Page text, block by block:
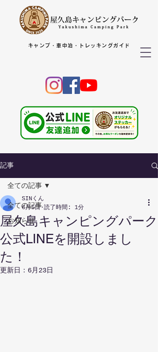
キャンプ・車中泊・トレッキングガイド
記事
全ての記事
お知らせ
全ての記事
屋久島キャンピングパーク
公式LINEを開設しまし
た！
SINくん
6月5日 読了時間: 1分
更新日： 6月23日